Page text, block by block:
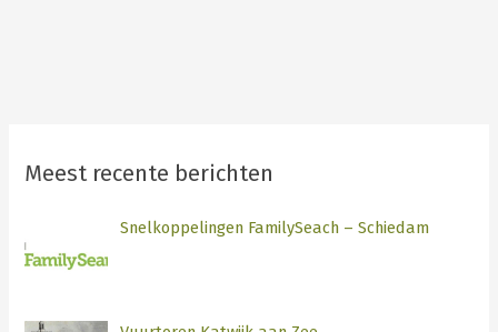
Meest recente berichten
Snelkoppelingen FamilySeach – Schiedam